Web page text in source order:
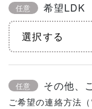
任意 希望LDK
任意 その他、
ご希望の連絡方法